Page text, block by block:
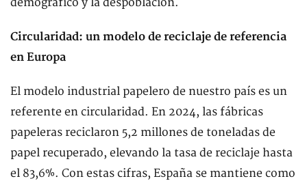
demográfico y la despoblación.
Circularidad: un modelo de reciclaje de referencia
en Europa
El modelo industrial papelero de nuestro país es un
referente en circularidad. En 2024, las fábricas
papeleras reciclaron 5,2 millones de toneladas de
papel recuperado, elevando la tasa de reciclaje hasta
el 83,6%. Con estas cifras, España se mantiene como